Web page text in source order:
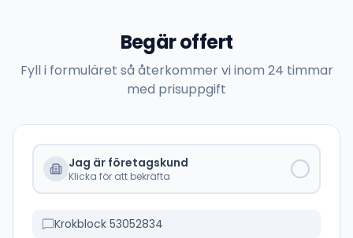
Begär offert
Fyll i formuläret så återkommer vi inom 24 timmar
med prisuppgift
Jag är företagskund
Klicka för att bekräfta
Krokblock 53052834